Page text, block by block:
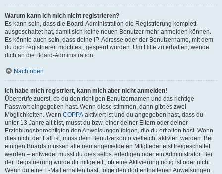
Warum kann ich mich nicht registrieren?
Es kann sein, dass die Board-Administration die Registrierung komplett
ausgeschaltet hat, damit sich keine neuen Benutzer mehr anmelden können.
Es könnte auch sein, dass deine IP-Adresse oder der Benutzername, mit dem
du dich registrieren möchtest, gesperrt wurden. Um Hilfe zu erhalten, wende
dich an die Board-Administration.
Nach oben
Ich habe mich registriert, kann mich aber nicht anmelden!
Überprüfe zuerst, ob du den richtigen Benutzernamen und das richtige
Passwort eingegeben hast. Wenn diese stimmen, dann gibt es zwei
Möglichkeiten. Wenn COPPA aktiviert ist und du angegeben hast, dass du
unter 13 Jahre alt bist, musst du bzw. einer deiner Eltern oder deiner
Erziehungsberechtigten den Anweisungen folgen, die du erhalten hast. Wenn
dies nicht der Fall ist, muss dein Benutzerkonto vielleicht aktiviert werden. Bei
einigen Boards müssen alle neu angemeldeten Mitglieder erst freigeschaltet
werden – entweder musst du dies selbst erledigen oder ein Administrator. Bei
der Registrierung wurde dir mitgeteilt, ob eine Aktivierung nötig ist oder nicht.
Wenn du eine E-Mail erhalten hast, folge den dort enthaltenen Anweisungen.